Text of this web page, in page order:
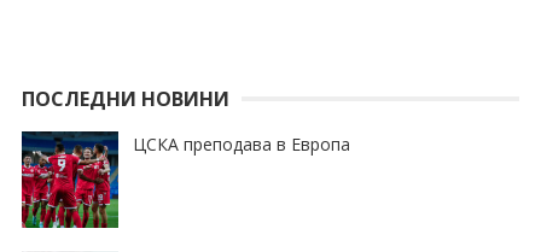
ПОСЛЕДНИ НОВИНИ
ЦСКА преподава в Европа